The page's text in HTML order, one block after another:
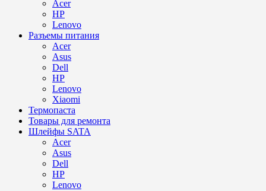
Acer
HP
Lenovo
Разъемы питания
Acer
Asus
Dell
HP
Lenovo
Xiaomi
Термопаста
Товары для ремонта
Шлейфы SATA
Acer
Asus
Dell
HP
Lenovo